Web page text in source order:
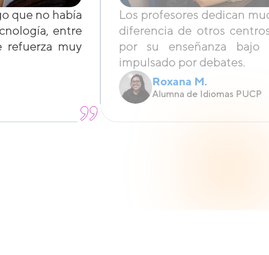
que no había
entre
refuerza muy
Los profesores dedican
diferencia de otros
por su enseñanza bajo
impulsado por debates.
Roxana M.
Alumna de Idiomas PUCP